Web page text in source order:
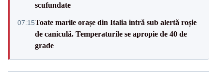
scufundate
07:15Toate marile orașe din Italia intră sub alertă roșie
de caniculă. Temperaturile se apropie de 40 de
grade